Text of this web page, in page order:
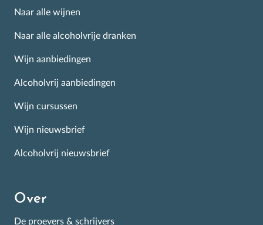
Naar alle wijnen
Naar alle alcoholvrije dranken
Wijn aanbiedingen
Alcoholvrij aanbiedingen
Wijn cursussen
Wijn nieuwsbrief
Alcoholvrij nieuwsbrief
Over
De proevers & schrijvers